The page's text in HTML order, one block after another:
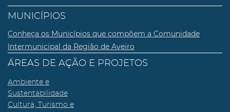
MUNICÍPIOS
Conheça os Municípios que compõem a Comunidade
Intermunicipal da Região de Aveiro
ÁREAS DE AÇÃO E PROJETOS
Ambiente e
Sustentabilidade
Cultura, Turismo e